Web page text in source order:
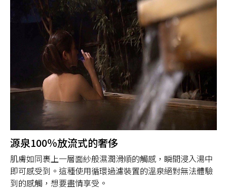
源泉100％放流式的奢侈
肌膚如同裹上一層面紗般濕潤滑順的觸感，瞬間浸入湯中
即可感受到。這種使用循環過濾裝置的溫泉絕對無法體驗
到的感觸，想要盡情享受。